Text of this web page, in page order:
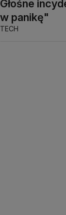
Głośne
w panikę"
TECH